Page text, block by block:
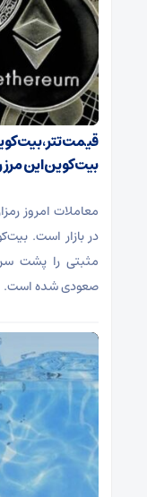
بیت‌کوین این
معاملات امروز
در بازار است.
مثبتی را پشت سر
صعودی شده است.